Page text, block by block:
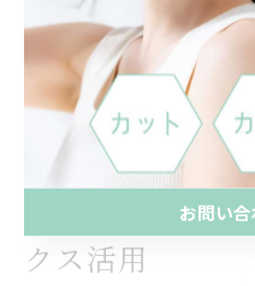
制が整っています。どん
談し、プロの知識を活か
を実現しましょう。
横浜市鶴見区
クス活用
お問い
お問い